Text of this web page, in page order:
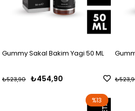
Gummy Sakal Bakim Yagi 50 ML
₺454,90
₺523,90
%13